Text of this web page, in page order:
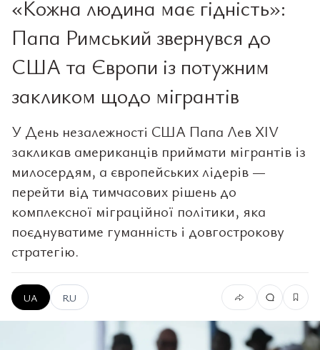
«Кожна людина має гідність»:
Папа Римський звернувся до
США та Європи із потужним
закликом щодо мігрантів
У День незалежності США Папа Лев XIV
закликав американців приймати мігрантів із
милосердям, а європейських лідерів —
перейти від тимчасових рішень до
комплексної міграційної політики, яка
поєднуватиме гуманність і довгострокову
стратегію.
UA RU